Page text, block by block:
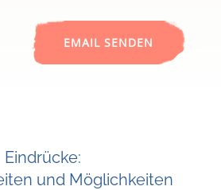
EMAIL SENDEN
Eindrücke:
und Möglichkeiten